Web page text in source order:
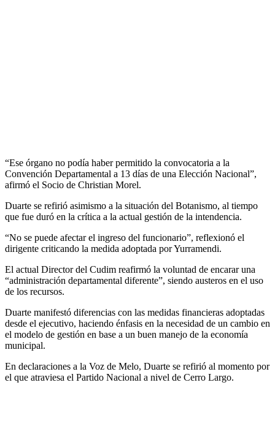
“Ese órgano no podía haber permitido la convocatoria a la
Convención Departamental a 13 días de una Elección Nacional”,
afirmó el Socio de Christian Morel.
Duarte se refirió asimismo a la situación del Botanismo, al tiempo
que fue duró en la crítica a la actual gestión de la intendencia.
“No se puede afectar el ingreso del funcionario”, reflexionó el
dirigente criticando la medida adoptada por Yurramendi.
El actual Director del Cudim reafirmó la voluntad de encarar una
“administración departamental diferente”, siendo austeros en el uso
de los recursos.
Duarte manifestó diferencias con las medidas financieras adoptadas
desde el ejecutivo, haciendo énfasis en la necesidad de un cambio en
el modelo de gestión en base a un buen manejo de la economía
municipal.
En declaraciones a la Voz de Melo, Duarte se refirió al momento por
el que atraviesa el Partido Nacional a nivel de Cerro Largo.